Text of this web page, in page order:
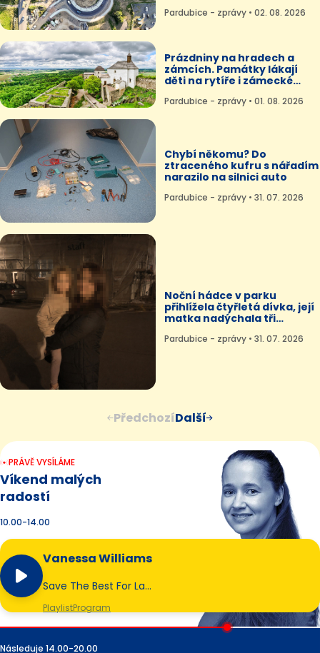
Pardubice - zprávy • 02. 08. 2026
Prázdniny na hradech a
zámcích. Památky lákají
děti na rytíře i zámecké
Pardubice - zprávy • 01. 08. 2026
Chybí někomu? Do
ztraceného kufru s nářadím
narazilo na silnici auto
Pardubice - zprávy • 31. 07. 2026
Noční hádce v parku
přihlížela čtyřletá dívka, její
matka nadýchala tři
Pardubice - zprávy • 31. 07. 2026
PředchozíDalší
PRÁVĚ VYSÍLÁME
Víkend malých
radostí
10.00-14.00
Vanessa Williams
Save The Best For La…
PlaylistProgram
Následuje 14.00-20.00